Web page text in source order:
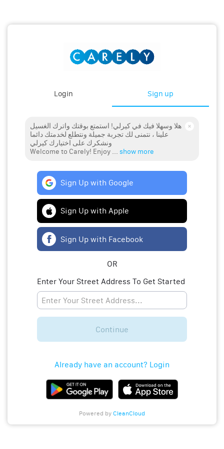
Login Sign up
هلا وسهلا فيك في كيرلي! استمتع بوقتك واترك الغسيل
علينا ، نتمنى لك تجربة جميلة ونتطلع لخدمتك دائما
ونشكرك على اختيارك كيرلي
Welcome to Carely! Enjoy ... show more
Sign Up with Google
Sign Up with Apple
Sign Up with Facebook
OR
Enter Your Street Address To Get Started
Continue
Already have an account? Login
Powered by CleanCloud